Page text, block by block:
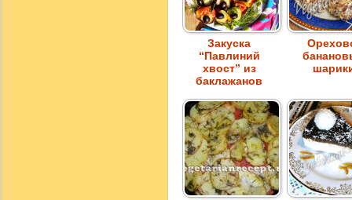
Закуска
“Павлиний
хвост” из
баклажанов